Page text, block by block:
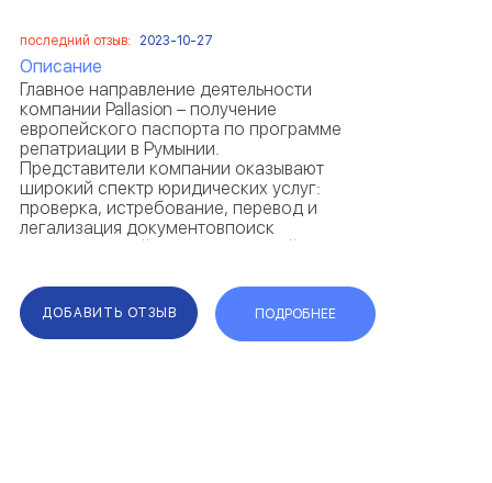
последний отзыв: 2023-10-27
Описание
Главное направление деятельности
компании Pallasion – получение
европейского паспорта по программе
репатриации в Румынии.
Представители компании оказывают
широкий спектр юридических услуг:
проверка, истребование, перевод и
легализация документовпоиск
подтверждений территориальной
поддержка и организация п...
ДОБАВИТЬ ОТЗЫВ ПОДРОБНЕЕ